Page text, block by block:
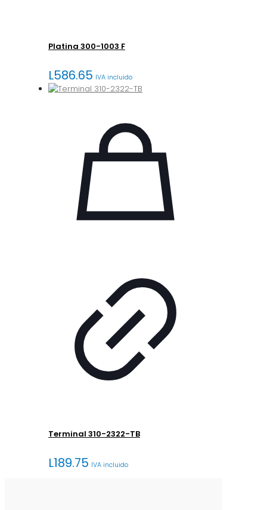
Platina 300-1003 F
L586.65 IVA incluido
Terminal 310-2322-TB
L189.75 IVA incluido